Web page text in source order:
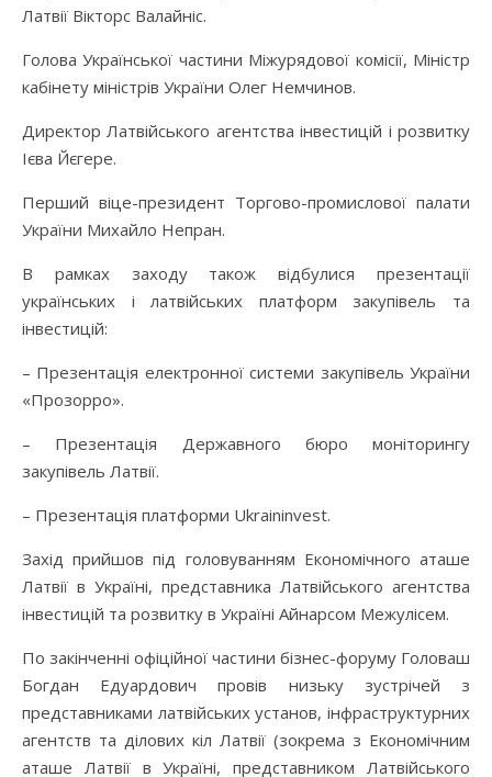
Латвії Вікторс Валайніс.
Голова Української частини Міжурядової комісії, Міністр
кабінету міністрів України Олег Немчинов.
Директор Латвійського агентства інвестицій і розвитку
Ієва Йєгере.
Перший віце-президент Торгово-промислової палати
України Михайло Непран.
В рамках заходу також відбулися презентації
українських і латвійських платформ закупівель та
інвестицій:
– Презентація електронної системи закупівель України
«Прозорро».
– Презентація Державного бюро моніторингу
закупівель Латвії.
– Презентація платформи Ukraininvest.
Захід прийшов під головуванням Економічного аташе
Латвії в Україні, представника Латвійського агентства
інвестицій та розвитку в Україні Айнарсом Межулісем.
По закінченні офіційної частини бізнес-форуму Головаш
Богдан Едуардович провів низьку зустрічей з
представниками латвійських установ, інфраструктурних
агентств та ділових кіл Латвії (зокрема з Економічним
аташе Латвії в Україні, представником Латвійського